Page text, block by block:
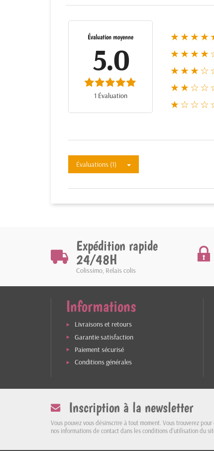
Évaluation moyenne
5.0
1 Évaluation
Évaluations (1)
Expédition rapide
24/48H
Colissimo, Relais colis
Informations
Livraisons et retours
Garantie satisfaction
Paiement sécurisé
Conditions générales
Inscription à la newsletter
Vous pouvez vous désinscrire à tout moment. Vous trouverez pour
nos informations de contact dans les conditions d'utilisation du